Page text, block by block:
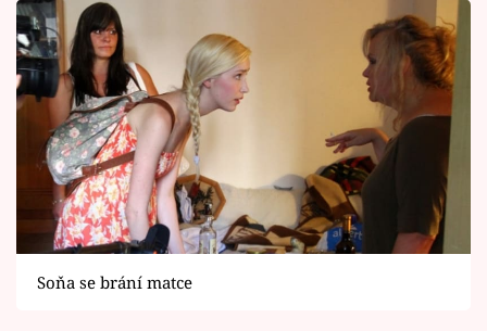
Vztahy
Seriály
Horoskopy
Sledujte prima+
Filmový festival Karlovy Vary
Soňa se brání matce